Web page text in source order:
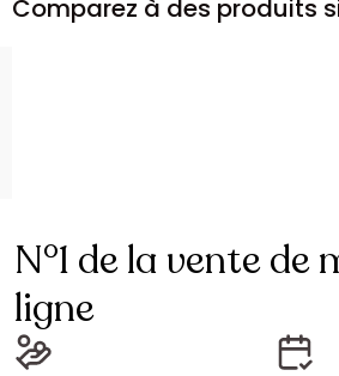
Comparez à des produits
N°1 de la vente de
ligne